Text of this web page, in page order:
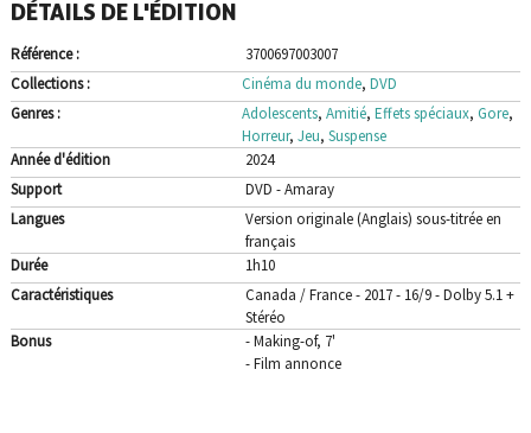
DÉTAILS DE L'ÉDITION
Référence :
3700697003007
Collections :
Cinéma du monde, DVD
Genres :
Adolescents, Amitié, Effets spéciaux, Gore,
Horreur, Jeu, Suspense
Année d'édition
2024
Support
DVD - Amaray
Langues
Version originale (Anglais) sous-titrée en
français
Durée
1h10
Caractéristiques
Canada / France - 2017 - 16/9 - Dolby 5.1 +
Stéréo
Bonus
- Making-of, 7'
- Film annonce